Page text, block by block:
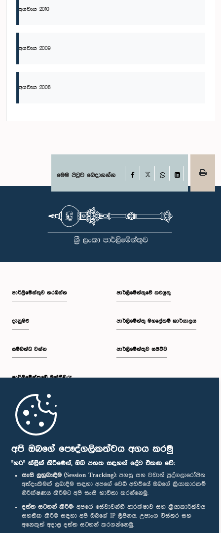
අපි ඔබගේ පෞද්ගලිකත්වය අගය කරමු
"හරි" ක්ලික් කිරීමෙන්, ඔබ පහත සඳහන් දේට එකඟ වේ:
සැසි ලුහුබැඳීම (Session Tracking): පහසු සහ වඩාත් පුද්ගලාරෝපිත
අත්දැකීමක් ලබාදීම සඳහා අපගේ වෙබ් අඩවියේ ඔබගේ ක්‍රියාකාරකම්
නිරීක්ෂණය කිරීමට අපි සැසි භාවිතා කරන්නෙමු.
දත්ත සටහන් කිරීම: අපගේ සේවාවන්හි ආරක්ෂාව සහ ක්‍රියාකාරීත්වය
සහතික කිරීම සඳහා අපි ඔබගේ IP ලිපිනය, උපාංග විස්තර සහ
අනෙකුත් අදාළ දත්ත සටහන් කරගන්නෙමු.
අයවැය 2010
අයවැය 2009
අයවැය 2008
මෙම පිටුව බෙදාගන්න Facebook
WhatsAppLinkedIn
පාර්ලි‌මේන්තුව නරඹන්න
දැනුමට
සම්බන්ධ වන්න
පාර්ලි‌මේන්තුවේ මන්ත්‍රීවරු
මුල් පිටුව
පාර්ලිමේන්තුවේ කටයුතු
පාර්ලිමේන්තු මහලේකම් කාර්යාලය
පාර්ලිමේන්තුව සජීවීව
පාර්ලිමේන්තු ජංගම යෙදුම
අප හා සම්බන්ධ වී සිටින්න :